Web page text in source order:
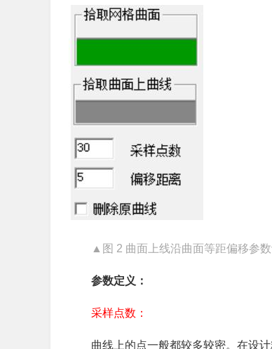
▲图 2 曲面上线沿曲面等距偏移参
参数定义：
采样点数：
曲线上的点一般都较多较密。在设